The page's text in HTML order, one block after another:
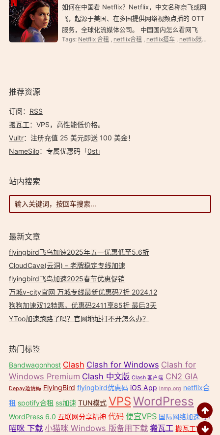
如何在中国看 Netflix？Netflix，中文名称奈飞或网
飞，起源于美国、在多国提供网络视频点播的 OTT
服务，全球化流媒体公司。 中国国内怎么看网飞
Netflix？ 如何在中国大陆看 Netflix？首先得注册
Tags: Netflix 合租 , netflix合租 , netflix搭车, netflix账号共享
推荐资源
订阅： RSS
搬瓦工：VPS，高性能低价格。️
Vultr：注册充值 25 美元即送 100 美金！
NameSilo：专属优惠码「0st」
站内搜索
最新文章
flyingbird飞鸟加速2025年五一优惠低至5.6折
CloudCave(云洞) – 老牌稳定专线加速
flyingbird飞鸟加速2025春节优惠促销
万城v-city官网 万城专线最新优惠码7折 2024.12
狗狗加速双12特惠，优惠码2411享85折 最后3天
YToo加速跑路了吗？官网地址打不开怎么办？
热门标签
Bandwagonhost Clash Clash for Windows Clash for
Windows Premium Clash 中文版 Clash 客户端 CN2 GIA
Depay邀请码 FlyingBird flyingbird优惠码 iOS App lnmp.org netflix合
租 spotify合租 ss加速 TUN模式 VPSWordPress
WordPress 6.0 互联网分享精神 代码 便宜VPS 国际网络加速 小
喵咪 下载 小猫咪 Windows 版备用下载 搬瓦工 搬瓦工VPS